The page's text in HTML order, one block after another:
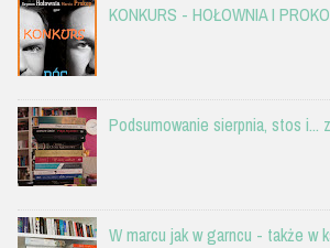
KONKURS - HOŁOWNIA I
Podsumowanie sierpnia, stos i...
W marcu jak w garncu - także w